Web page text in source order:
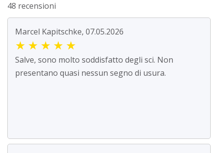
48 recensioni
Marcel Kapitschke, 07.05.2026
★ ★ ★ ★ ★
Salve, sono molto soddisfatto degli sci. Non
presentano quasi nessun segno di usura.